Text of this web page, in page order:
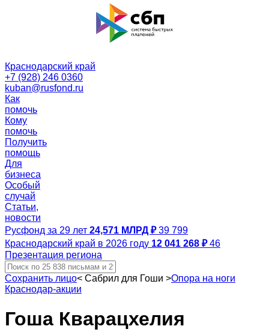
Краснодарский край
+7 (928) 246 0360
kuban@rusfond.ru
Как
помочь
Кому
помочь
Получить
помощь
Для
бизнеса
Особый
случай
Статьи,
новости
Русфонд за 29 лет 24,571 МЛРД ₽ 39 799
Краснодарский край в 2026 году 12 041 268 ₽ 46
Презентация региона
Сохранить лицо< Сабрил для Гоши >Опора на ноги
Краснодар-акции
Гоша Кварацхелия